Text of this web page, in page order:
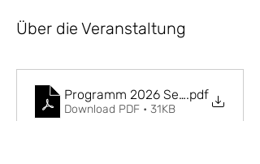
Über die Veranstaltung
Programm 2026 Seniorentreff
.pdf
Download PDF • 31KB